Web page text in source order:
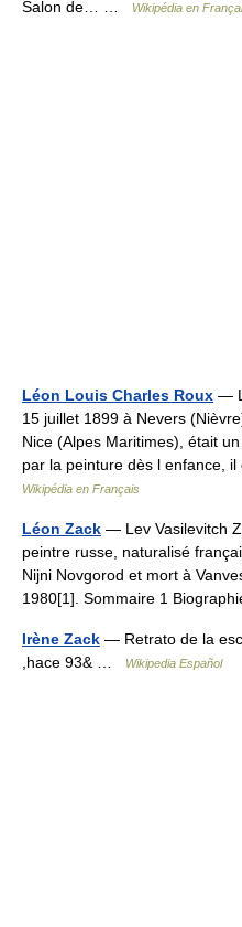
Salon de… …
Wikipédia en
Léon Louis Charles Roux —
15 juillet 1899 à Nevers
Nice (Alpes Maritimes), était
par la peinture dès l enfance,
Wikipédia en Français
Léon Zack — Lev Vasilevitch
peintre russe, naturalisé
Nijni Novgorod et mort à
1980[1]. Sommaire 1
Irène Zack — Retrato de la
,hace 93& …
Wikipedia Español